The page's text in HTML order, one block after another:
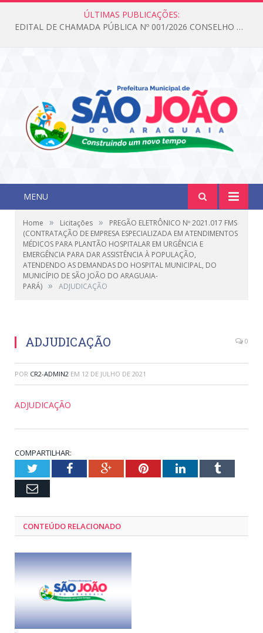
ÚLTIMAS PUBLICAÇÕES:
EDITAL DE CHAMADA PÚBLICA Nº 001/2026 CONSELHO DOS DIREITOS DA CRIANÇA E DO ADOLESCENTE
MENU
Home » Licitações »
PREGÃO ELETRÔNICO Nº 2021.017 FMS
(CONTRATAÇÃO DE EMPRESA ESPECIALIZADA EM ATENDIMENTOS
MÉDICOS PARA PLANTÃO HOSPITALAR EM URGÊNCIA E
EMERGÊNCIA PARA DAR ASSISTÊNCIA À POPULAÇÃO,
ATENDENDO AS DEMANDAS DO HOSPITAL MUNICIPAL, DO
MUNICÍPIO DE SÃO JOÃO DO ARAGUAIA-
PARÁ) » ADJUDICAÇÃO
ADJUDICAÇÃO 0
POR CR2-ADMIN2 EM 12 DE JULHO DE 2021
ADJUDICAÇÃO
COMPARTILHAR:
TwitterFacebookGoogle+PinterestLinkedInTumblr
Email
CONTEÚDO RELACIONADO